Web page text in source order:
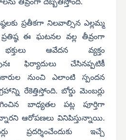
తీవ్రంగా దెబ్బతీస్తోంది.
ప్రతీకగా నిలవాల్సిన ఎల్లమ్మ
ఈ ఘటనల వల్ల తీవ్రంగా
ఆవేదన వ్యక్తం
ఫిర్యాదులు చేసినప్పటికీ
నుంచి ఎలాంటి స్పందన
రేకెత్తిస్తోంది. బోర్డు మెంబర్లు
బాధ్యతల పట్ల పూర్తిగా
ఆరోపణలు వినిపిస్తున్నాయి.
ప్రదర్శించేందుకు ఇచ్చే